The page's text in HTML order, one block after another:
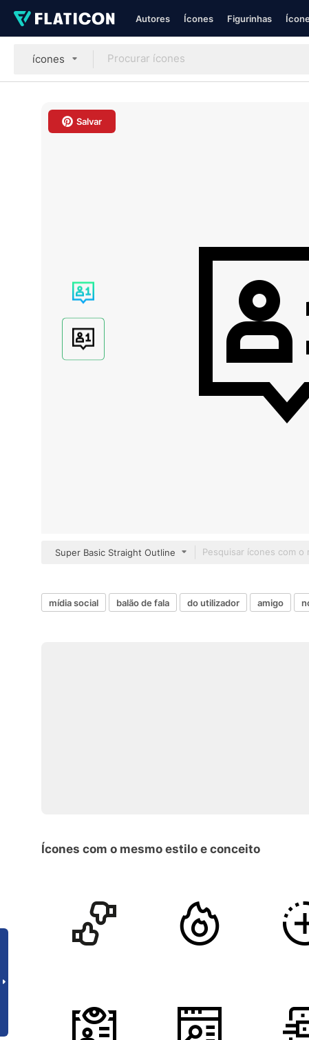
Autores Ícones Figurinhas
ícones
Salvar
Super Basic Straight Outline
mídia social balão de fala do utilizador amigo
Ícones com o mesmo estilo e conceito